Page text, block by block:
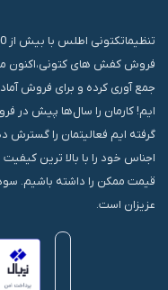
فروش کفش های کتونی،اکنون
جمع آوری کرده و برای فروش
ایم! کارمان را سال‌ها پیش در
گرفته ایم فعالیتمان را
اجناس خود را با بالا ترین
قیمت ممکن را داشته باشیم.
عزیزان است.